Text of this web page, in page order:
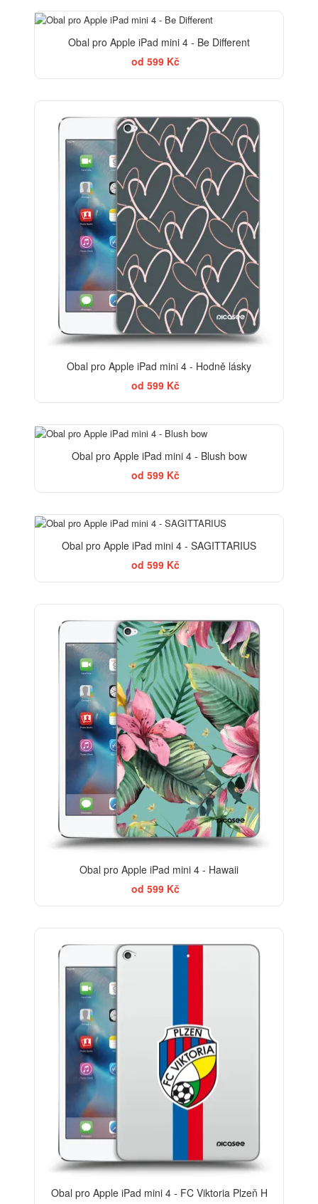
Obal pro Apple iPad mini 4 - Be Different
od 599 Kč
Obal pro Apple iPad mini 4 - Hodně lásky
od 599 Kč
Obal pro Apple iPad mini 4 - Blush bow
od 599 Kč
Obal pro Apple iPad mini 4 - SAGITTARIUS
od 599 Kč
Obal pro Apple iPad mini 4 - Hawaii
od 599 Kč
Obal pro Apple iPad mini 4 - FC Viktoria Plzeň H